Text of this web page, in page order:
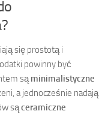
się prostotą i
powinny być
sąminimalistyczne
a jednocześnie nadają
sąceramiczne